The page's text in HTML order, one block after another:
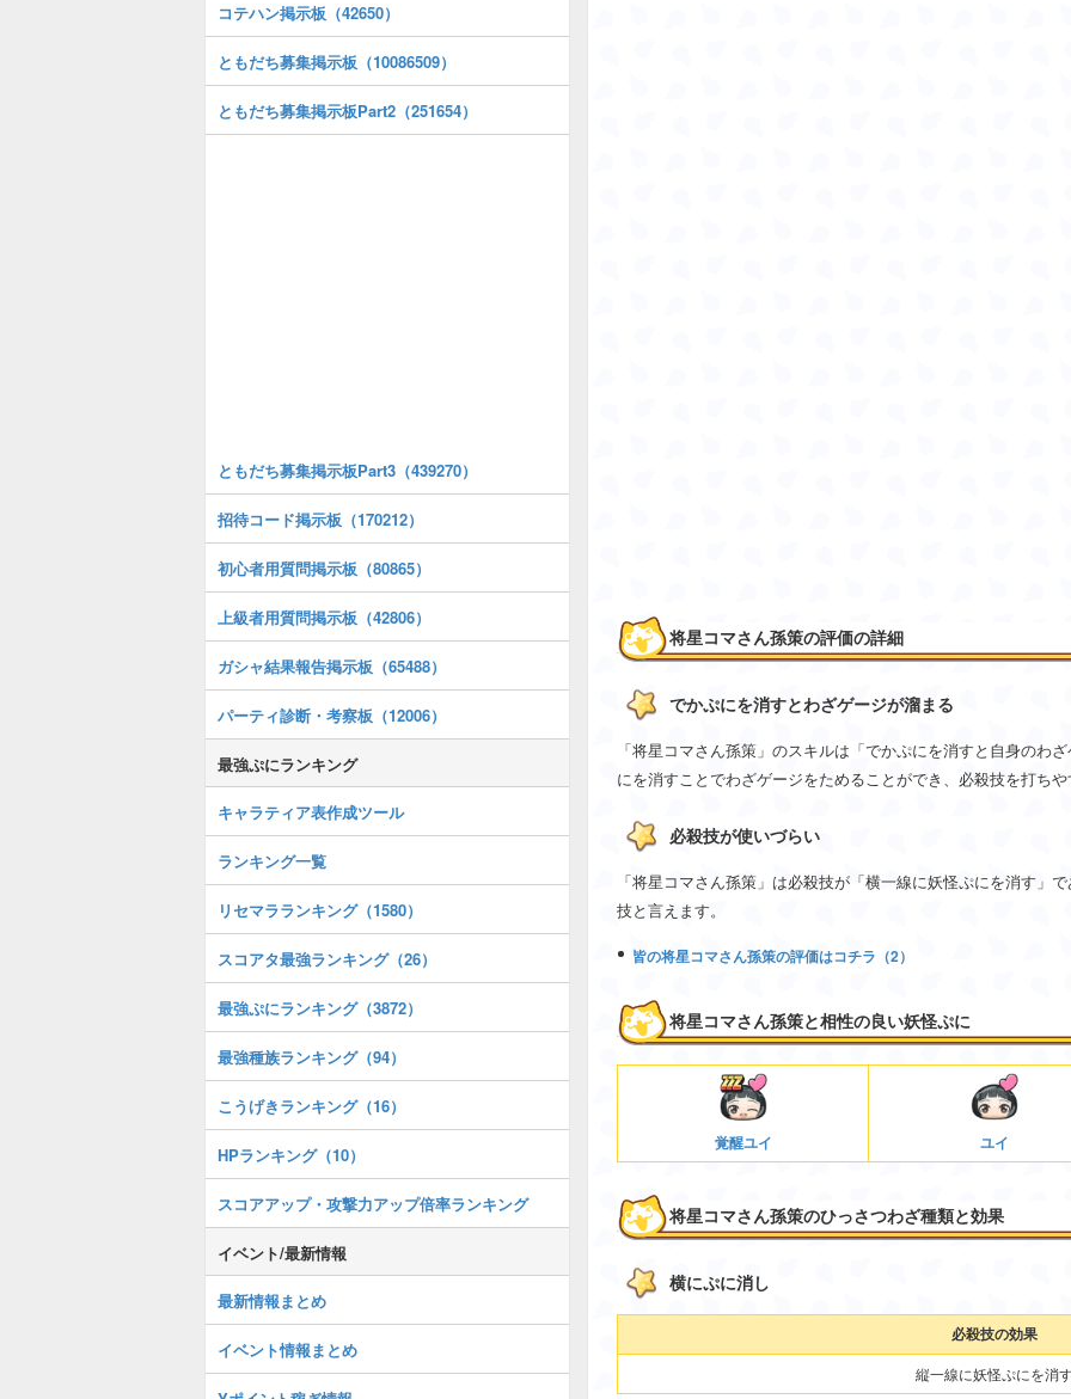
将星コマさん孫策の評価の詳細
でかぷにを消すとわざゲージが溜まる
「将星コマさん孫策」のスキルは「でかぷにを消すと自身のわ
にを消すことでわざゲージをためることができ、必殺技を打ち
必殺技が使いづらい
「将星コマさん孫策」は必殺技が「横一線に妖怪ぷにを消す」
技と言えます。
皆の将星コマさん孫策の評価はコチラ（2）
将星コマさん孫策と相性の良い妖怪ぷに
覚醒ユイ ユイ
将星コマさん孫策のひっさつわざ種類と効果
横にぷに消し
必殺技の効果
縦一線に妖怪ぷにを消
コテハン掲示板（42650）
ともだち募集掲示板（10086509）
ともだち募集掲示板Part2（251654）
ともだち募集掲示板Part3（439270）
招待コード掲示板（170212）
初心者用質問掲示板（80865）
上級者用質問掲示板（42806）
ガシャ結果報告掲示板（65488）
パーティ診断・考察板（12006）
最強ぷにランキング
キャラティア表作成ツール
ランキング一覧
リセマラランキング（1580）
スコアタ最強ランキング（26）
最強ぷにランキング（3872）
最強種族ランキング（94）
こうげきランキング（16）
HPランキング（10）
スコアアップ・攻撃力アップ倍率ランキング
イベント/最新情報
最新情報まとめ
イベント情報まとめ